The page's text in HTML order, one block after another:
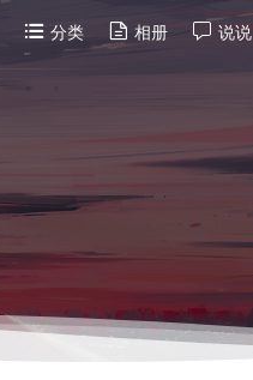
分类 相册 说说